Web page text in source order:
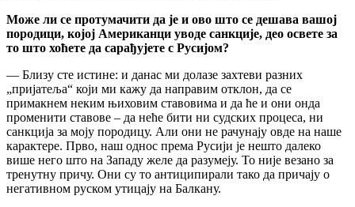
Може ли се протумачити да је и ово што се дешава вашој
породици, којој Американци уводе санкције, део освете за
то што хоћете да сарађујете с Русијом?
— Близу сте истине: и данас ми долазе захтеви разних
„пријатеља“ који ми кажу да направим отклон, да се
примакнем неким њиховим ставовима и да ће и они онда
променити ставове – да неће бити ни судских процеса, ни
санкција за моју породицу. Али они не рачунају овде на наше
карактере. Прво, наш однос према Русији је нешто далеко
више него што на Западу желе да разумеју. То није везано за
тренутну причу. Они су то антиципирали тако да причају о
негативном руском утицају на Балкану.